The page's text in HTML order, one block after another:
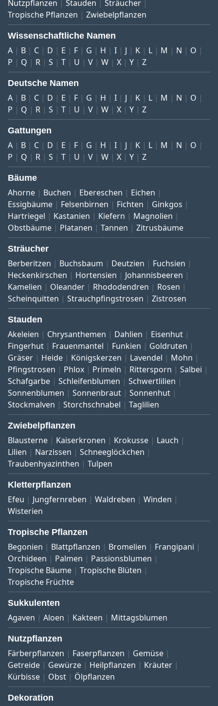
Nutzpflanzen Stauden
Sträucher
Tropische Pflanzen
Zwiebelpflanzen
Wissenschaftliche Namen
A B C D E F G H I J K L M N
O
P
Q R S T U V W X Y Z
Deutsche Namen
A B C D E F G H I J K L M N
O
P
Q R S T U V W X Y Z
Gattungen
A B C D E F G H I J K L M N
O
P
Q R S T U V W X Y Z
Bäume
Ahorne Buchen Ebereschen
Eichen
Essigbäume
Felsenbirnen Fichten
Ginkgos
Hartriegel
Kastanien Kiefern
Magnolien
Obstbäume
Platanen Tannen Zitrusbäume
Sträucher
Berberitzen Buchsbaum Deutzien
Fuchsien
Heckenkirschen
Hortensien
Johannisbeeren
Kamelien
Oleander Rhododendren
Rosen
Scheinquitten
Strauchpfingstrosen Zistrosen
Stauden
Akeleien Chrysanthemen Dahlien
Eisenhut
Fingerhut
Frauenmantel Funkien
Goldruten
Gräser
Heide Königskerzen Lavendel
Mohn
Pfingstrosen
Phlox Primeln Rittersporn
Salbei
Schafgarbe
Schleifenblumen
Schwertlilien
Sonnenblumen
Sonnenbraut
Sonnenhut
Stockmalven
Storchschnabel Taglilien
Zwiebelpflanzen
Blausterne Kaiserkronen Krokusse
Lauch
Lilien
Narzissen
Schneeglöckchen
Traubenhyazinthen
Tulpen
Kletterpflanzen
Efeu Jungfernreben Waldreben
Winden
Wisterien
Tropische Pflanzen
Begonien Blattpflanzen Bromelien
Frangipani
Orchideen
Palmen
Passionsblumen
Tropische Bäume
Tropische Blüten
Tropische Früchte
Sukkulenten
Agaven Aloen Kakteen Mittagsblumen
Nutzpflanzen
Färberpflanzen Faserpflanzen
Gemüse
Getreide
Gewürze Heilpflanzen
Kräuter
Kürbisse
Obst Ölpflanzen
Dekoration